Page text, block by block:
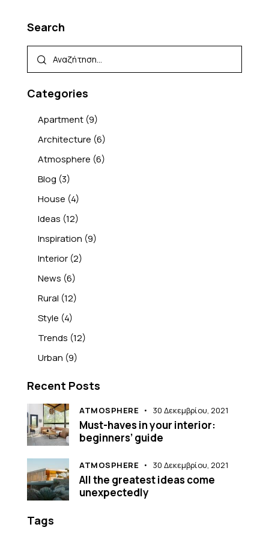
Search
Categories
Apartment (9)
Architecture (6)
Atmosphere (6)
Blog (3)
House (4)
Ideas (12)
Inspiration (9)
Interior (2)
News (6)
Rural (12)
Style (4)
Trends (12)
Urban (9)
Recent Posts
ATMOSPHERE 30 Δεκεμβρίου, 2021
Must-haves in your interior:
beginners’ guide
ATMOSPHERE 30 Δεκεμβρίου, 2021
All the greatest ideas come
unexpectedly
Tags